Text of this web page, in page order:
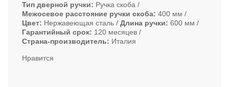
Тип дверной ручки
Ручка скоба
Межосевое расстояние ручки скоба 400 мм
Цвет
Нержавеющая сталь Длина ручки
600 мм
Гарантийный срок
120 месяцев
Страна-производитель
Италия
Нравится